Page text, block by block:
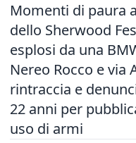
Momenti di paura
dello Sherwood
esplosi da una
Nereo Rocco e via
rintraccia e
22 anni per
uso di armi